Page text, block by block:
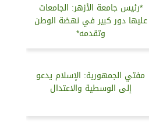
*رئيس جامعة الأزهر: الجامعات
عليها دور كبير في نهضة الوطن
وتقدمه*
مفتي الجمهورية: الإسلام يدعو
إلى الوسطية والاعتدال